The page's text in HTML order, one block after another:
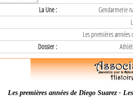
La Une :
Gendarmerie
Les premières
Dossier :
Les premières années de Diego Suarez -